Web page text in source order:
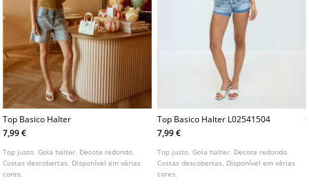
Top Basico Halter
7,99 €
Top justo. Gola halter. Decote redondo.
Costas descobertas. Disponível em várias
cores.
Top Basico Halter L02541504
7,99 €
Top justo. Gola halter. Decote redondo.
Costas descobertas. Disponível em várias
cores.